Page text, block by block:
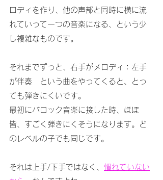
ロディを作り、他の声部と同時に横に流
れていって一つの音楽になる、という少
し複雑なものです。
それまでずっと、右手がメロディ：左手
が伴奏　という曲をやってくると、とっ
ても弾きにくいです。
最初にバロック音楽に接した時、ほぼ
皆、すごく弾きにくそうになります。ど
のレベルの子でも同じです。
それは上手/下手ではなく、 慣れていない